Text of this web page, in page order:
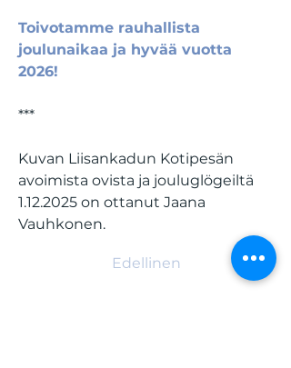
Toivotamme rauhallista
joulunaikaa ja hyvää vuotta
2026!
***
Kuvan Liisankadun Kotipesän
avoimista ovista ja jouluglögeiltä
1.12.2025 on ottanut Jaana
Vauhkonen.
Edellinen